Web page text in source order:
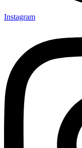
Instagram